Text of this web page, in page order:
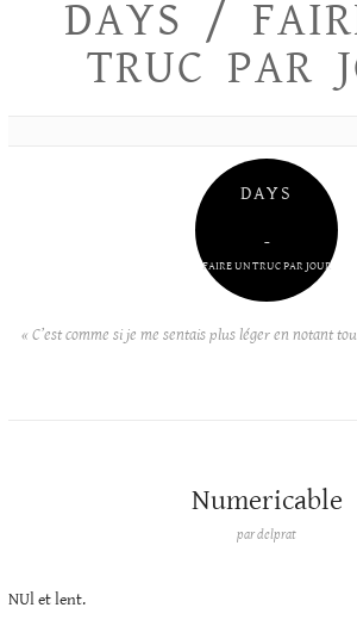
DAYS /
TRUC PAR
DAYS
–
FAIRE UN TRUC PAR JOUR
« C’est comme si je me sentais plus léger en notant
Numericable
pardelprat
NUl et lent.